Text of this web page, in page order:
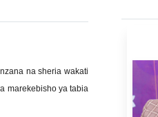
na sheria wakati
marekebisho ya tabia